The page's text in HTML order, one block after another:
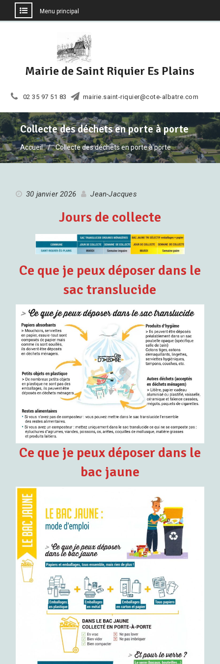
Menu principal
Mairie de Saint Riquier Es Plains
02 35 97 51 83 mairie.saint-riquier@cote-albatre.com
Collecte des déchets en porte à porte
Accueil Collecte des déchets en porte à porte
30 janvier 2026 Jean-Jacques
Jours de collecte
Ce que je peux déposer dans le
sac translucide
Ce que je peux déposer dans le
bac jaune